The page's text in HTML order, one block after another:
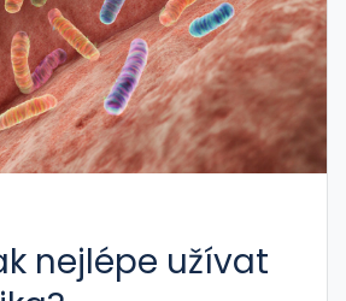
nejlépe užívat